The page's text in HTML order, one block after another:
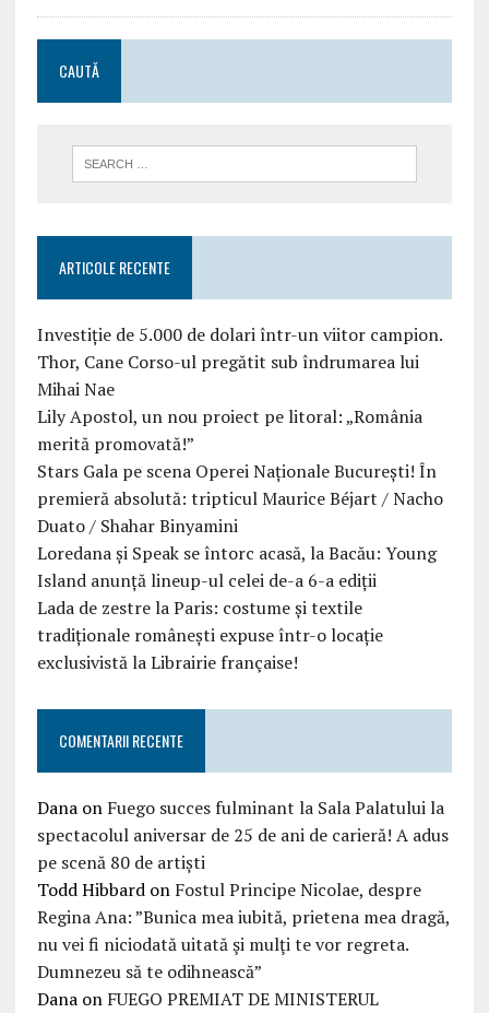
CAUTĂ
ARTICOLE RECENTE
Investiție de 5.000 de dolari într-un viitor campion.
Thor, Cane Corso-ul pregătit sub îndrumarea lui
Mihai Nae
Lily Apostol, un nou proiect pe litoral: „România
merită promovată!”
Stars Gala pe scena Operei Naționale București! În
premieră absolută: tripticul Maurice Béjart / Nacho
Duato / Shahar Binyamini
Loredana și Speak se întorc acasă, la Bacău: Young
Island anunță lineup-ul celei de-a 6-a ediții
Lada de zestre la Paris: costume și textile
tradiționale românești expuse într-o locație
exclusivistă la Librairie française!
COMENTARII RECENTE
Danaon Fuego succes fulminant la Sala Palatului la
spectacolul aniversar de 25 de ani de carieră! A adus
pe scenă 80 de artiști
Todd Hibbardon Fostul Principe Nicolae, despre
Regina Ana: ”Bunica mea iubită, prietena mea dragă,
nu vei fi niciodată uitată şi mulţi te vor regreta.
Dumnezeu să te odihnească”
Danaon FUEGO PREMIAT DE MINISTERUL